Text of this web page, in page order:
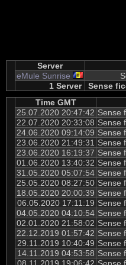
Server
eMule Sunrise
1 Server
Sense
Time GMT
25.07.2020 20:47:42 Sense
22.07.2020 20:33:08 Sense
24.06.2020 09:14:09 Sense
23.06.2020 21:49:31 Sense
23.06.2020 16:19:37 Sense
01.06.2020 13:40:32 Sense
31.05.2020 05:07:54 Sense
25.05.2020 08:27:50 Sense
18.05.2020 20:00:39 Sense
06.05.2020 17:11:19 Sense
04.05.2020 04:10:54 Sense
02.01.2020 21:58:02 Sense
22.12.2019 01:57:42 Sense
29.11.2019 10:40:49 Sense
14.11.2019 04:53:58 Sense